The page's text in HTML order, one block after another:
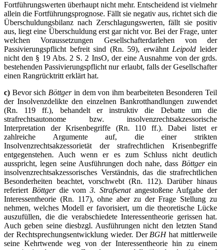
Fortführungswerten überhaupt nicht mehr. Entscheidend ist vielmehr
allein die Fortführungsprognose. Fällt sie negativ aus, richtet sich die
Überschuldungsbilanz nach Zerschlagungswerten, fällt sie positiv
aus, liegt eine Überschuldung erst gar nicht vor. Bei der Frage, unter
welchen Voraussetzungen Gesellschafterdarlehen von der
Passivierungspflicht befreit sind (Rn. 59), erwähnt Leipold leider
nicht den § 19 Abs. 2 S. 2 InsO, der eine Ausnahme von der grds.
bestehenden Passivierungspflicht nur erlaubt, falls der Gesellschafter
einen Rangrücktritt erklärt hat.
c) Bevor sich Böttgerin dem von ihm bearbeiteten Besonderen Teil
der Insolvenzdelikte den einzelnen Bankrotthandlungen zuwendet
(Rn. 119 ff.), behandelt er instruktiv die Debatte um die
strafrechtsautonome bzw. insolvenzrechtsakzessorische
Interpretation der Krisenbegriffe (Rn. 110 ff.). Dabei listet er
zahlreiche Argumente auf, die einer strikten
Insolvenzrechtsakzessorietät der strafrechtlichen Krisenbegriffe
entgegenstehen. Auch wenn er es zum Schluss nicht deutlich
ausspricht, legen seine Ausführungen doch nahe, dass Böttgerein
insolvenzrechtsakzessorisches Verständnis, das die strafrechtlichen
Besonderheiten beachtet, vorschwebt (Rn. 112). Darüber hinaus
referiert Böttgerdie vom 3. Strafsenatangestoßene Aufgabe der
Interessentheorie (Rn. 117), ohne aber zu der Frage Stellung zu
nehmen, welches Modell er favorisiert, um die theoretische Lücke
auszufüllen, die die verabschiedete Interessentheorie gerissen hat.
Auch geben seine diesbzgl. Ausführungen nicht den letzten Stand
der Rechtsprechungsentwicklung wieder. Der BGHhat mittlerweile
seine Kehrtwende weg von der Interessentheorie hin zu einem